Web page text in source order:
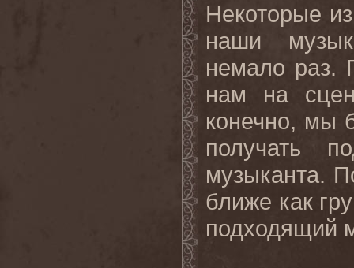
Некоторые
наши
немало раз.
нам на
конечно, мы
получать
музыканта.
ближе как
подходящий